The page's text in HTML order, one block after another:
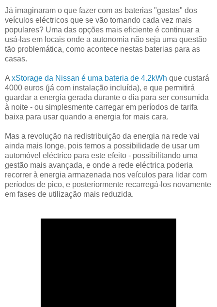
Já imaginaram o que fazer com as baterias "gastas" dos
veículos eléctricos que se vão tornando cada vez mais
populares? Uma das opções mais eficiente é continuar a
usá-las em locais onde a autonomia não seja uma questão
tão problemática, como acontece nestas baterias para as
casas.
A xStorage da Nissan é uma bateria de 4.2kWh que custará
4000 euros (já com instalação incluída), e que permitirá
guardar a energia gerada durante o dia para ser consumida
à noite - ou simplesmente carregar em períodos de tarifa
baixa para usar quando a energia for mais cara.
Mas a revolução na redistribuição da energia na rede vai
ainda mais longe, pois temos a possibilidade de usar um
automóvel eléctrico para este efeito - possibilitando uma
gestão mais avançada, e onde a rede eléctrica poderia
recorrer à energia armazenada nos veículos para lidar com
períodos de pico, e posteriormente recarregá-los novamente
em fases de utilização mais reduzida.